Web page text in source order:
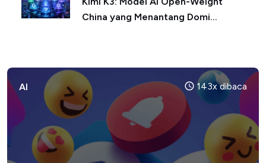
China yang Menantang Domi...
AI 143x dibaca